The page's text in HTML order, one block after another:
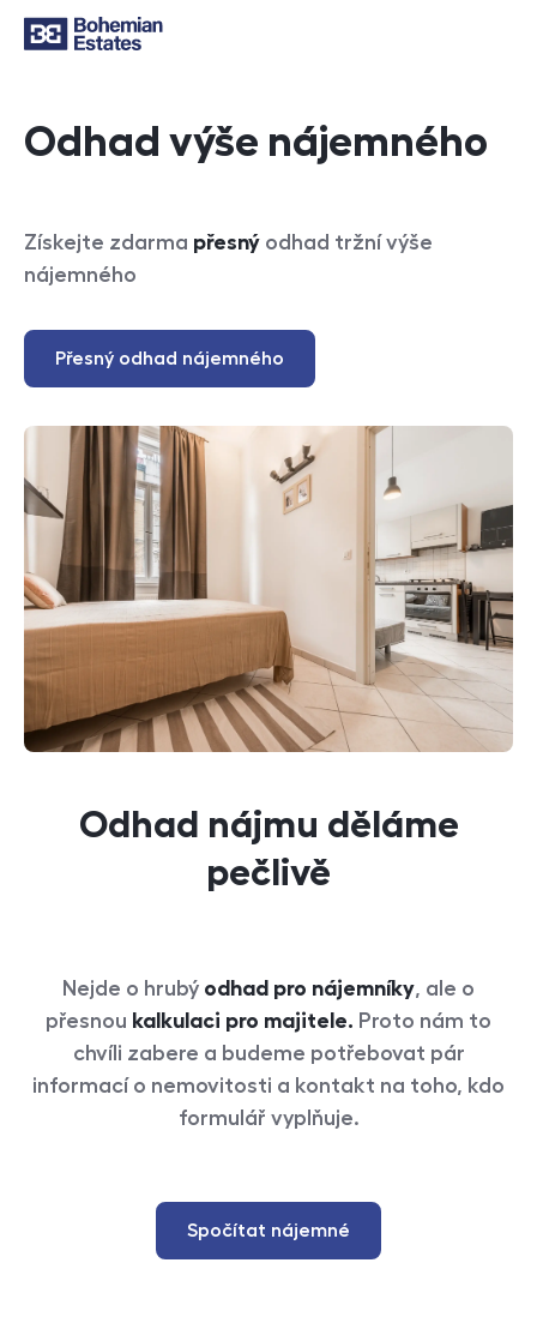
Odhad výše nájemného
Získejte zdarma přesný odhad tržní výše
nájemného
Přesný odhad nájemného
Odhad nájmu děláme
pečlivě
Nejde o hrubý odhad pro nájemníky, ale o
přesnou kalkulaci pro majitele. Proto nám to
chvíli zabere a budeme potřebovat pár
informací o nemovitosti a kontakt na toho, kdo
formulář vyplňuje.
Spočítat nájemné